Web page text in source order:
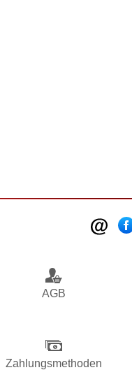
AGB
Zahlungsmethoden